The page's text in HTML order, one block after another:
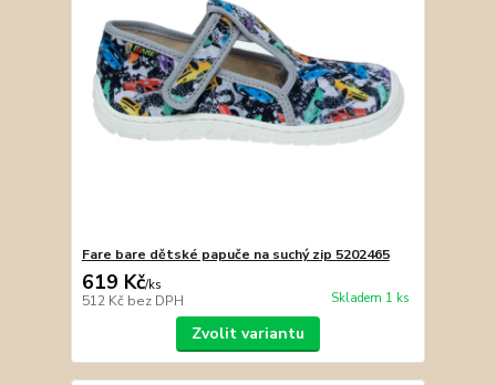
Fare bare dětské papuče na suchý zip 5202465
619 Kč/ks
512 Kč bez DPH Skladem 1 ks
Zvolit variantu